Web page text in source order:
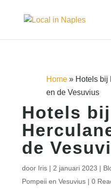
Home» Hotels bij
en de Vesuvius
Hotels
de
door Iris| 2 januari 2023 |
Pompeii en Vesuvius| 0